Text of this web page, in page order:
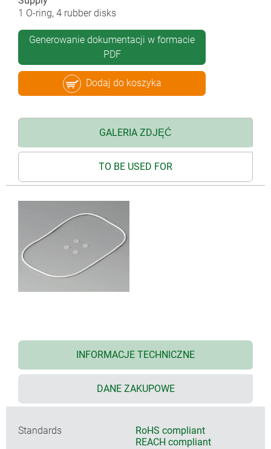
1 O-ring, 4 rubber disks
Generowanie dokumentacji w formacie
PDF
Dodaj do koszyka
GALERIA ZDJĘĆ
TO BE USED FOR
INFORMACJE TECHNICZNE
DANE ZAKUPOWE
Standards
RoHS compliant
REACH compliant